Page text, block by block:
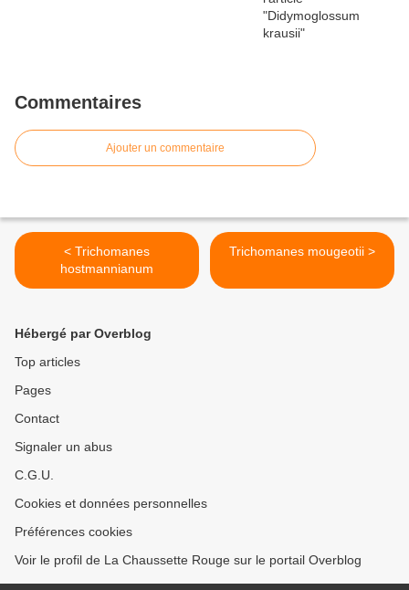
Commentaires
Ajouter un commentaire
< Trichomanes
hostmannianum
Trichomanes mougeotii >
Hébergé par Overblog
Top articles
Pages
Contact
Signaler un abus
C.G.U.
Cookies et données personnelles
Préférences cookies
Voir le profil de La Chaussette Rouge sur le portail Overblog